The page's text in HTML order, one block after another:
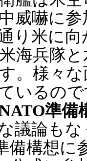
威嚇に
り米に
海兵隊
。様々
いるの
準備
議論も
備構想に